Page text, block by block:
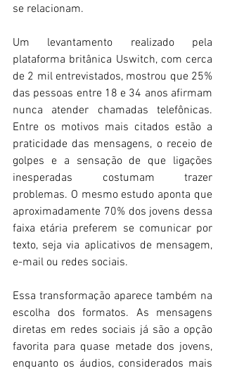
se relacionam.
Um levantamento realizado pela
plataforma britânica Uswitch, com cerca
de 2 mil entrevistados, mostrou que 25%
das pessoas entre 18 e 34 anos afirmam
nunca atender chamadas telefônicas.
Entre os motivos mais citados estão a
praticidade das mensagens, o receio de
golpes e a sensação de que ligações
inesperadas costumam trazer
problemas. O mesmo estudo aponta que
aproximadamente 70% dos jovens dessa
faixa etária preferem se comunicar por
texto, seja via aplicativos de mensagem,
e-mail ou redes sociais.
Essa transformação aparece também na
escolha dos formatos. As mensagens
diretas em redes sociais já são a opção
favorita para quase metade dos jovens,
enquanto os áudios, considerados mais